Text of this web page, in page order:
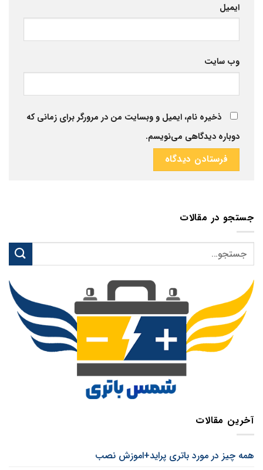
ایمیل
وب‌ سایت
ذخیره نام، ایمیل و وبسایت من در مرورگر برای زمانی که
دوباره دیدگاهی می‌نویسم.
جستجو در مقالات
آخرین مقالات
همه چیز در مورد باتری پراید+اموزش نصب